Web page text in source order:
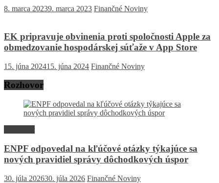
8. marca 20239. marca 2023 Finančné Noviny
EK pripravuje obvinenia proti spoločnosti Apple za
obmedzovanie hospodárskej súťaže v App Store
15. júna 202415. júna 2024 Finančné Noviny
Rozhovor
ENPF odpovedal na kľúčové otázky týkajúce sa
nových pravidiel správy dôchodkových úspor
30. júla 202630. júla 2026 Finančné Noviny